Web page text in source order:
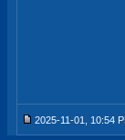
2025-11-01, 10:54